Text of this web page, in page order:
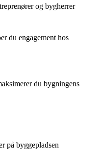
og bygherrer
du engagement hos
du bygningens
på byggepladsen